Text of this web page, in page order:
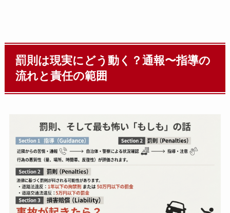
罰則は現実にどう動く？通報〜指導の
流れと責任の範囲